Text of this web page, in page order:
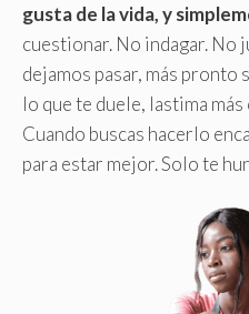
gusta de la vida, y
cuestionar. No indagar. No
dejamos pasar, más pronto
lo que te duele, lastima
Cuando buscas hacerlo
para estar mejor. Solo te